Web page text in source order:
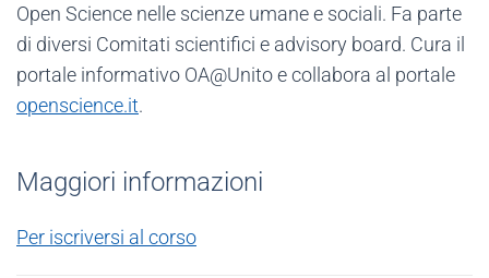
Open Science nelle scienze umane e sociali. Fa parte
di diversi Comitati scientifici e advisory board. Cura il
portale informativo OA@Unito e collabora al portale
openscience.it.
Maggiori informazioni
Per iscriversi al corso